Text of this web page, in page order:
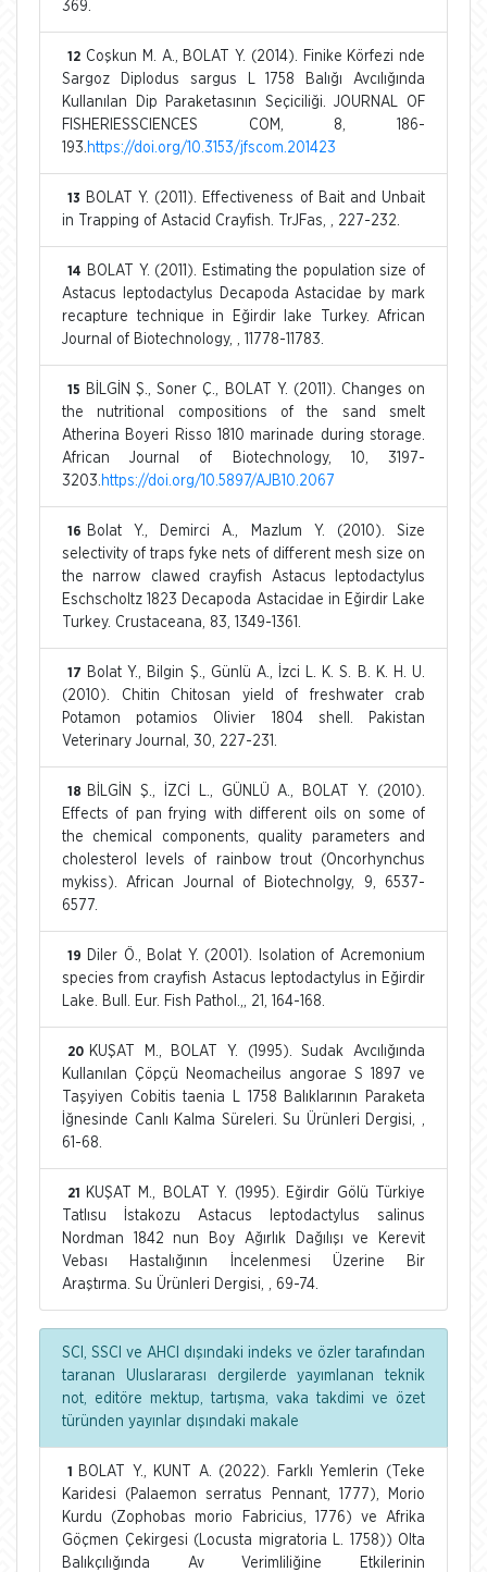
369.
12 Coşkun M. A., BOLAT Y. (2014). Finike Körfezi nde
Sargoz Diplodus sargus L 1758 Balığı Avcılığında
Kullanılan Dip Paraketasının Seçiciliği. JOURNAL OF
FISHERIESSCIENCES COM, 8, 186-
193. https://doi.org/10.3153/jfscom.201423
13
BOLAT Y. (2011). Effectiveness of Bait and Unbait
in Trapping of Astacid Crayfish. TrJFas, , 227-232.
14
BOLAT Y. (2011). Estimating the population size of
Astacus leptodactylus Decapoda Astacidae by mark
recapture technique in Eğirdir lake Turkey. African
Journal of Biotechnology, , 11778-11783.
15
BİLGİN Ş., Soner Ç., BOLAT Y. (2011). Changes on
the nutritional compositions of the sand smelt
Atherina Boyeri Risso 1810 marinade during storage.
African Journal of Biotechnology, 10, 3197-
3203. https://doi.org/10.5897/AJB10.2067
16
Bolat Y., Demirci A., Mazlum Y. (2010). Size
selectivity of traps fyke nets of different mesh size on
the narrow clawed crayfish Astacus leptodactylus
Eschscholtz 1823 Decapoda Astacidae in Eğirdir Lake
Turkey. Crustaceana, 83, 1349-1361.
17
Bolat Y., Bilgin Ş., Günlü A., İzci L. K. S. B. K. H. U.
(2010). Chitin Chitosan yield of freshwater crab
Potamon potamios Olivier 1804 shell. Pakistan
Veterinary Journal, 30, 227-231.
18
BİLGİN Ş., İZCİ L., GÜNLÜ A., BOLAT Y. (2010).
Effects of pan frying with different oils on some of
the chemical components, quality parameters and
cholesterol levels of rainbow trout (Oncorhynchus
mykiss). African Journal of Biotechnolgy, 9, 6537-
6577.
19
Diler Ö., Bolat Y. (2001). Isolation of Acremonium
species from crayfish Astacus leptodactylus in Eğirdir
Lake. Bull. Eur. Fish Pathol.,, 21, 164-168.
20 KUŞAT M., BOLAT Y. (1995). Sudak Avcılığında
Kullanılan Çöpçü Neomacheilus angorae S 1897 ve
Taşyiyen Cobitis taenia L 1758 Balıklarının Paraketa
İğnesinde Canlı Kalma Süreleri. Su Ürünleri Dergisi, ,
61-68.
21
KUŞAT M., BOLAT Y. (1995). Eğirdir Gölü Türkiye
Tatlısu İstakozu Astacus leptodactylus salinus
Nordman 1842 nun Boy Ağırlık Dağılışı ve Kerevit
Vebası Hastalığının İncelenmesi Üzerine Bir
Araştırma. Su Ürünleri Dergisi, , 69-74.
SCI, SSCI ve AHCI dışındaki indeks ve özler tarafından
taranan Uluslararası dergilerde yayımlanan teknik
not, editöre mektup, tartışma, vaka takdimi ve özet
türünden yayınlar dışındaki makale
1
BOLAT Y., KUNT A. (2022). Farklı Yemlerin (Teke
Karidesi (Palaemon serratus Pennant, 1777), Morio
Kurdu (Zophobas morio Fabricius, 1776) ve Afrika
Göçmen Çekirgesi (Locusta migratoria L. 1758)) Olta
Balıkçılığında Av Verimliliğine Etkilerinin